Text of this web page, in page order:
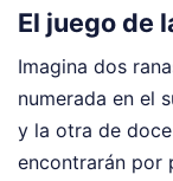
El juego de
Imagina dos
numerada en el
y la otra de
encontrarán por